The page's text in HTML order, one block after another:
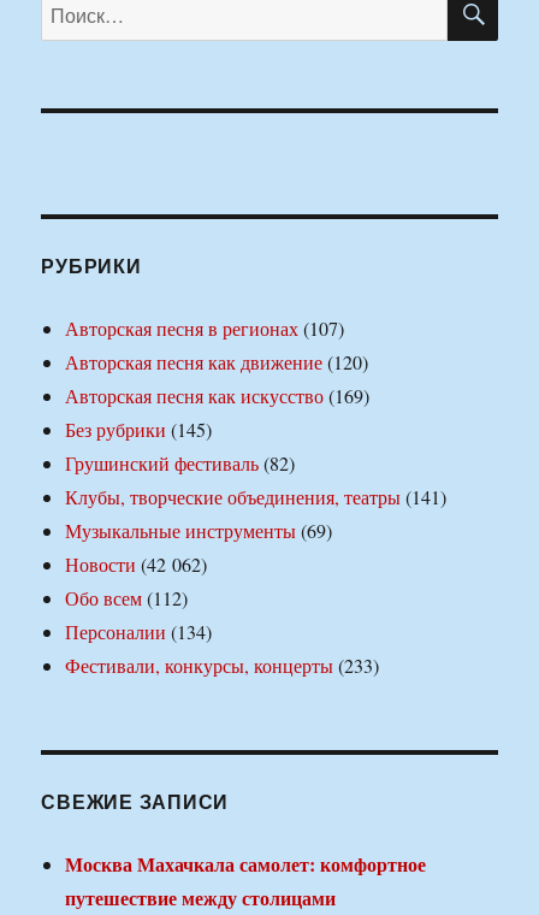
РУБРИКИ
Авторская песня в регионах(107)
Авторская песня как движение(120)
Авторская песня как искусство(169)
Без рубрики (145)
Грушинский фестиваль(82)
Клубы, творческие объединения, театры(141)
Музыкальные инструменты(69)
Новости (42 062)
Обо всем(112)
Персоналии (134)
Фестивали, конкурсы, концерты(233)
СВЕЖИЕ ЗАПИСИ
Москва Махачкала самолет: комфортное
путешествие между столицами